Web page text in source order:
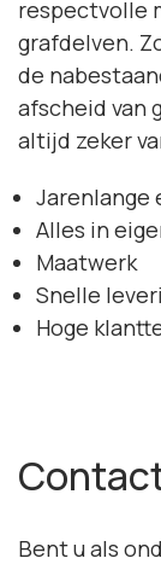
respectvolle
grafdelven.
de
afscheid van
altijd zeker
Jarenlange
Alles in
Maatwerk
Snelle
Hoge
Bent u als